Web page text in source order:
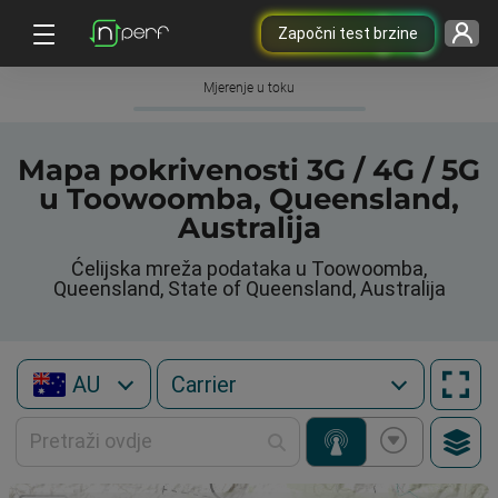
Započni test brzine
Mjerenje u toku
Mapa pokrivenosti 3G / 4G / 5G
u Toowoomba, Queensland,
Australija
Ćelijska mreža podataka u Toowoomba,
Queensland, State of Queensland, Australija
AU